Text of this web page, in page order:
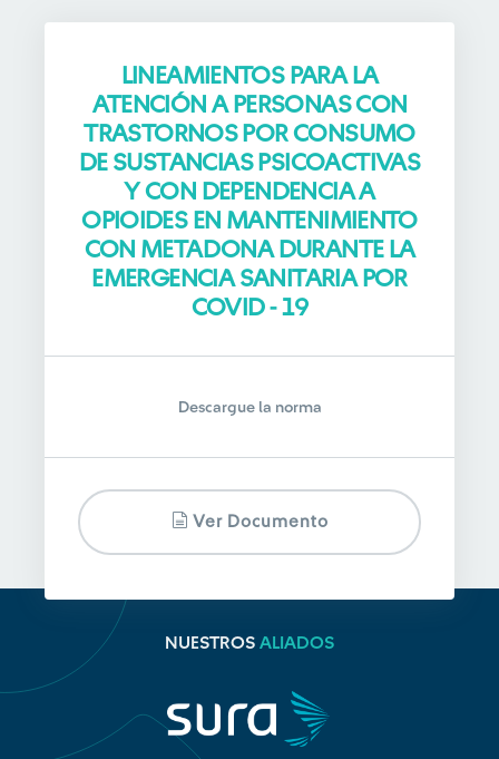
LINEAMIENTOS PARA LA
ATENCIÓN A PERSONAS CON
TRASTORNOS POR CONSUMO
DE SUSTANCIAS PSICOACTIVAS
Y CON DEPENDENCIA A
OPIOIDES EN MANTENIMIENTO
CON METADONA DURANTE LA
EMERGENCIA SANITARIA POR
COVID - 19
Descargue la norma
Ver Documento
NUESTROS ALIADOS